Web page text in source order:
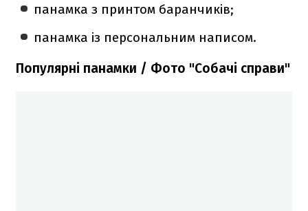
панамка з принтом баранчиків;
панамка із персональним написом.
Популярні панамки / Фото "Собачі справи"